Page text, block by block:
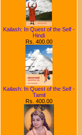
Kailash: In Quest of the Self -
Hindi
Rs. 400.00
Kailash: In Quest of the Self -
Tamil
Rs. 400.00